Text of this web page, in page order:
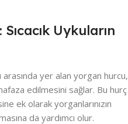
Uykuların
yer alan yorgan hurcu,
edilmesini sağlar. Bu hurç
ek olarak yorganlarınızın
da yardımcı olur.